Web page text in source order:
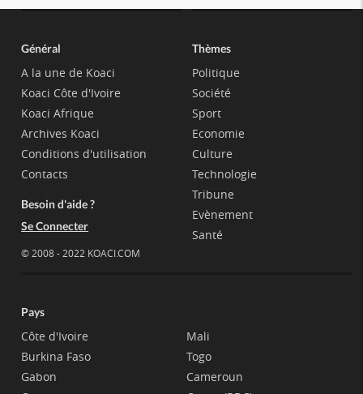
Général
A la une de Koaci
Koaci Côte d'Ivoire
Koaci Afrique
Archives Koaci
Conditions d'utilisation
Contacts
Besoin d'aide ?
Se Connecter
© 2008 - 2022 KOACI.COM
Thèmes
Politique
Société
Sport
Economie
Culture
Technologie
Tribune
Evènement
Santé
Pays
Côte d'Ivoire
Burkina Faso
Gabon
Mali
Togo
Cameroun